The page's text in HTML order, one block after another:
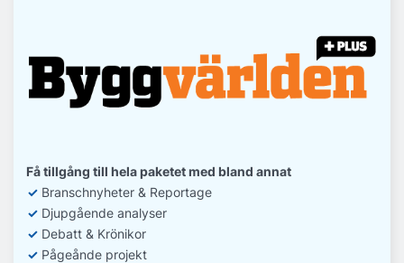
Få tillgång till hela paketet med bland annat
✓ Branschnyheter & Reportage
✓ Djupgående analyser
✓ Debatt & Krönikor
✓ Pågeånde projekt